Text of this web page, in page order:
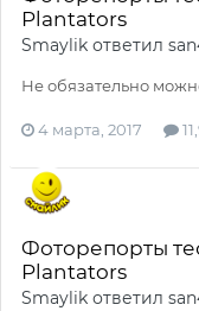
Plantators
Smaylik ответил
Не обязательно
4 марта, 2017
Фоторепорты
Plantators
Smaylik ответил